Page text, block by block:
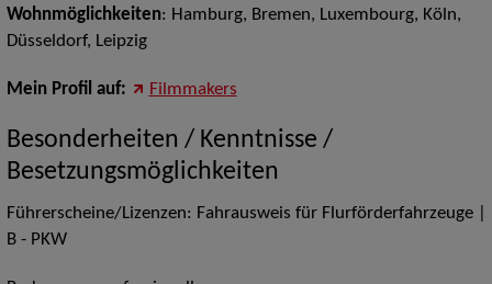
Wohnmöglichkeiten: Hamburg, Bremen, Luxembourg, Köln,
Düsseldorf, Leipzig
Mein Profil auf: Filmmakers
Besonderheiten / Kenntnisse /
Besetzungsmöglichkeiten
Führerscheine/Lizenzen: Fahrausweis für Flurförderfahrzeuge |
B - PKW